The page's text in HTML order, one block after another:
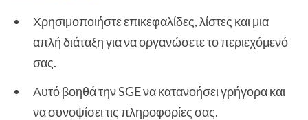
Χρησιμοποιήστε επικεφαλίδες, λίστες και μια
απλή διάταξη για να οργανώσετε το περιεχόμενό
σας.
Αυτό βοηθά την SGE να κατανοήσει γρήγορα και
να συνοψίσει τις πληροφορίες σας.